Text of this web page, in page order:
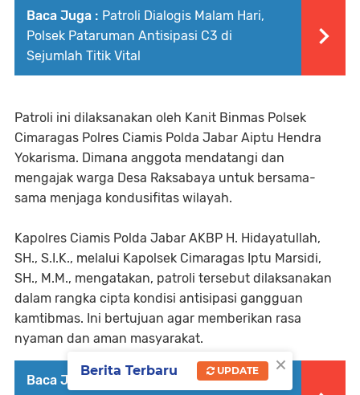
Baca Juga : Patroli Dialogis Malam Hari,
Polsek Pataruman Antisipasi C3 di
Sejumlah Titik Vital
Patroli ini dilaksanakan oleh Kanit Binmas Polsek
Cimaragas Polres Ciamis Polda Jabar Aiptu Hendra
Yokarisma. Dimana anggota mendatangi dan
mengajak warga Desa Raksabaya untuk bersama-
sama menjaga kondusifitas wilayah.
Kapolres Ciamis Polda Jabar AKBP H. Hidayatullah,
SH., S.I.K., melalui Kapolsek Cimaragas Iptu Marsidi,
SH., M.M., mengatakan, patroli tersebut dilaksanakan
dalam rangka cipta kondisi antisipasi gangguan
kamtibmas. Ini bertujuan agar memberikan rasa
nyaman dan aman masyarakat.
Baca Juga : Bhabinkamtibmas Purwaharja×
Berita Terbaru UPDATE